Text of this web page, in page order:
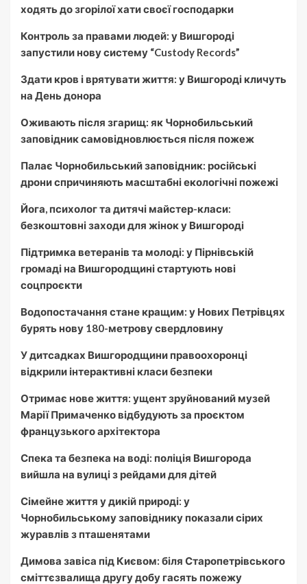
ходять до згорілої хати своєї господарки
Контроль за правами людей: у Вишгороді
запустили нову систему “Custody Records”
Здати кров і врятувати життя: у Вишгороді кличуть
на День донора
Оживають після згарищ: як Чорнобильський
заповідник самовідновлюється після пожеж
Палає Чорнобильський заповідник: російські
дрони спричиняють масштабні екологічні пожежі
Йога, психолог та дитячі майстер-класи:
безкоштовні заходи для жінок у Вишгороді
Підтримка ветеранів та молоді: у Пірнівській
громаді на Вишгородщині стартують нові
соцпроєкти
Водопостачання стане кращим: у Нових Петрівцях
бурять нову 180-метрову свердловину
У дитсадках Вишгородщини правоохоронці
відкрили інтерактивні класи безпеки
Отримає нове життя: ущент зруйнований музей
Марії Примаченко відбудують за проєктом
французького архітектора
Спека та безпека на воді: поліція Вишгорода
вийшла на вулиці з рейдами для дітей
Сімейне життя у дикій природі: у
Чорнобильському заповіднику показали сірих
журавлів з пташенятами
Димова завіса під Києвом: біля Старопетрівського
сміттєзвалища другу добу гасять пожежу